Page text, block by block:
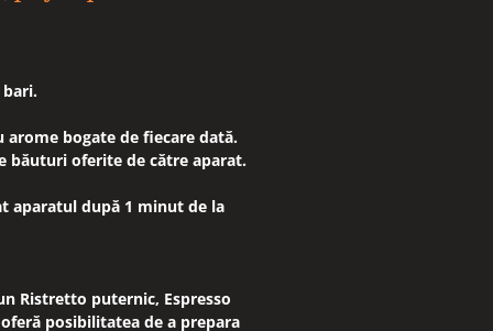
bari.
bogate de fiecare dată.
băuturi oferite de către aparat.
aparatul după 1 minut de la
Ristretto puternic, Espresso
posibilitatea de a prepara